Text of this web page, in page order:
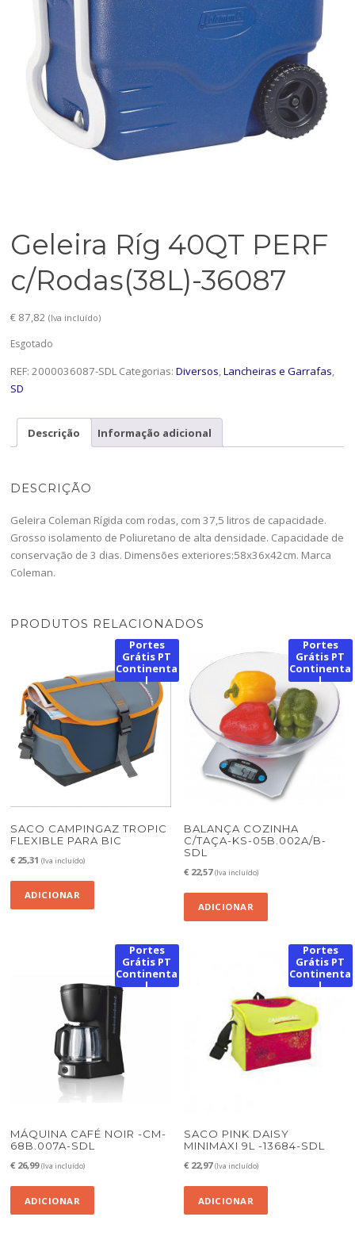
Geleira Ríg 40QT PERF
c/Rodas(38L)-36087
€ 87,82 (Iva incluído)
Esgotado
REF:2000036087-SDL Categorias:Diversos,Lancheiras e Garrafas,
SD
Descrição Informação adicional
DESCRIÇÃO
Geleira Coleman Rígida com rodas, com 37,5 litros de capacidade.
Grosso isolamento de Poliuretano de alta densidade. Capacidade de
conservação de 3 dias. Dimensões exteriores:58x36x42cm. Marca
Coleman.
PRODUTOS RELACIONADOS
Portes
Grátis PT
Continenta
l
SACO CAMPINGAZ TROPIC
FLEXIBLE PARA BIC
€ 25,31 (Iva incluído)
ADICIONAR
Portes
Grátis PT
Continenta
l
BALANÇA COZINHA
C/TAÇA-KS-05B.002A/B-
SDL
€ 22,57 (Iva incluído)
ADICIONAR
Portes
Grátis PT
Continenta
l
MÁQUINA CAFÉ NOIR -CM-
68B.007A-SDL
€ 26,99 (Iva incluído)
ADICIONAR
Portes
Grátis PT
Continenta
l
SACO PINK DAISY
MINIMAXI 9L -13684-SDL
€ 22,97 (Iva incluído)
ADICIONAR